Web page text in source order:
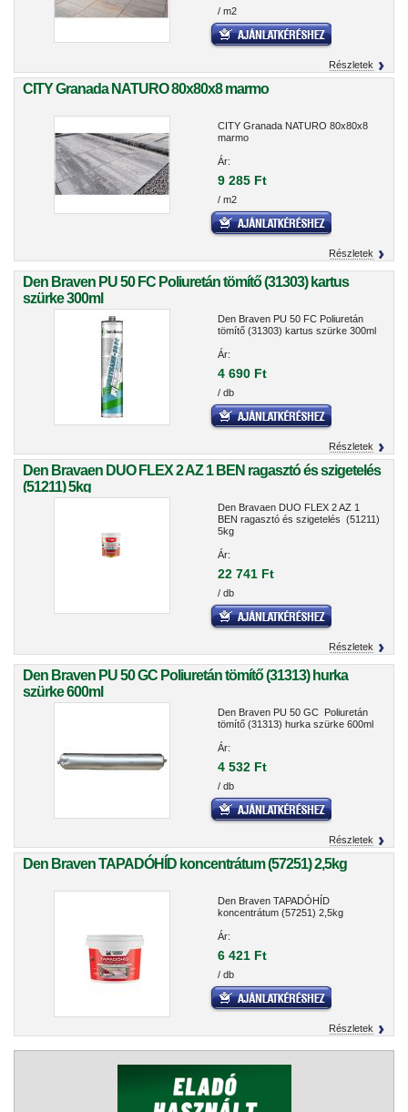
/ m2
Részletek
CITY Granada NATURO 80x80x8 marmo
CITY Granada NATURO 80x80x8
marmo
Ár:
9 285 Ft
/ m2
Részletek
Den Braven PU 50 FC Poliuretán tömítő (31303) kartus
szürke 300ml
Den Braven PU 50 FC Poliuretán
tömítő (31303) kartus szürke 300ml
Ár:
4 690 Ft
/ db
Részletek
Den Bravaen DUO FLEX 2 AZ 1 BEN ragasztó és szigetelés
(51211) 5kg
Den Bravaen DUO FLEX 2 AZ 1
BEN ragasztó és szigetelés (51211)
5kg
Ár:
22 741 Ft
/ db
Részletek
Den Braven PU 50 GC Poliuretán tömítő (31313) hurka
szürke 600ml
Den Braven PU 50 GC Poliuretán
tömítő (31313) hurka szürke 600ml
Ár:
4 532 Ft
/ db
Részletek
Den Braven TAPADÓHÍD koncentrátum (57251) 2,5kg
Den Braven TAPADÓHÍD
koncentrátum (57251) 2,5kg
Ár:
6 421 Ft
/ db
Részletek